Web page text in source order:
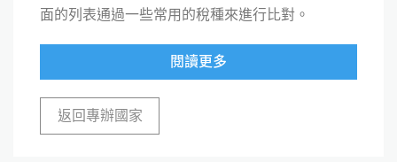
面的列表通過一些常用的稅種來進行比對。
閱讀更多
返回專辦國家